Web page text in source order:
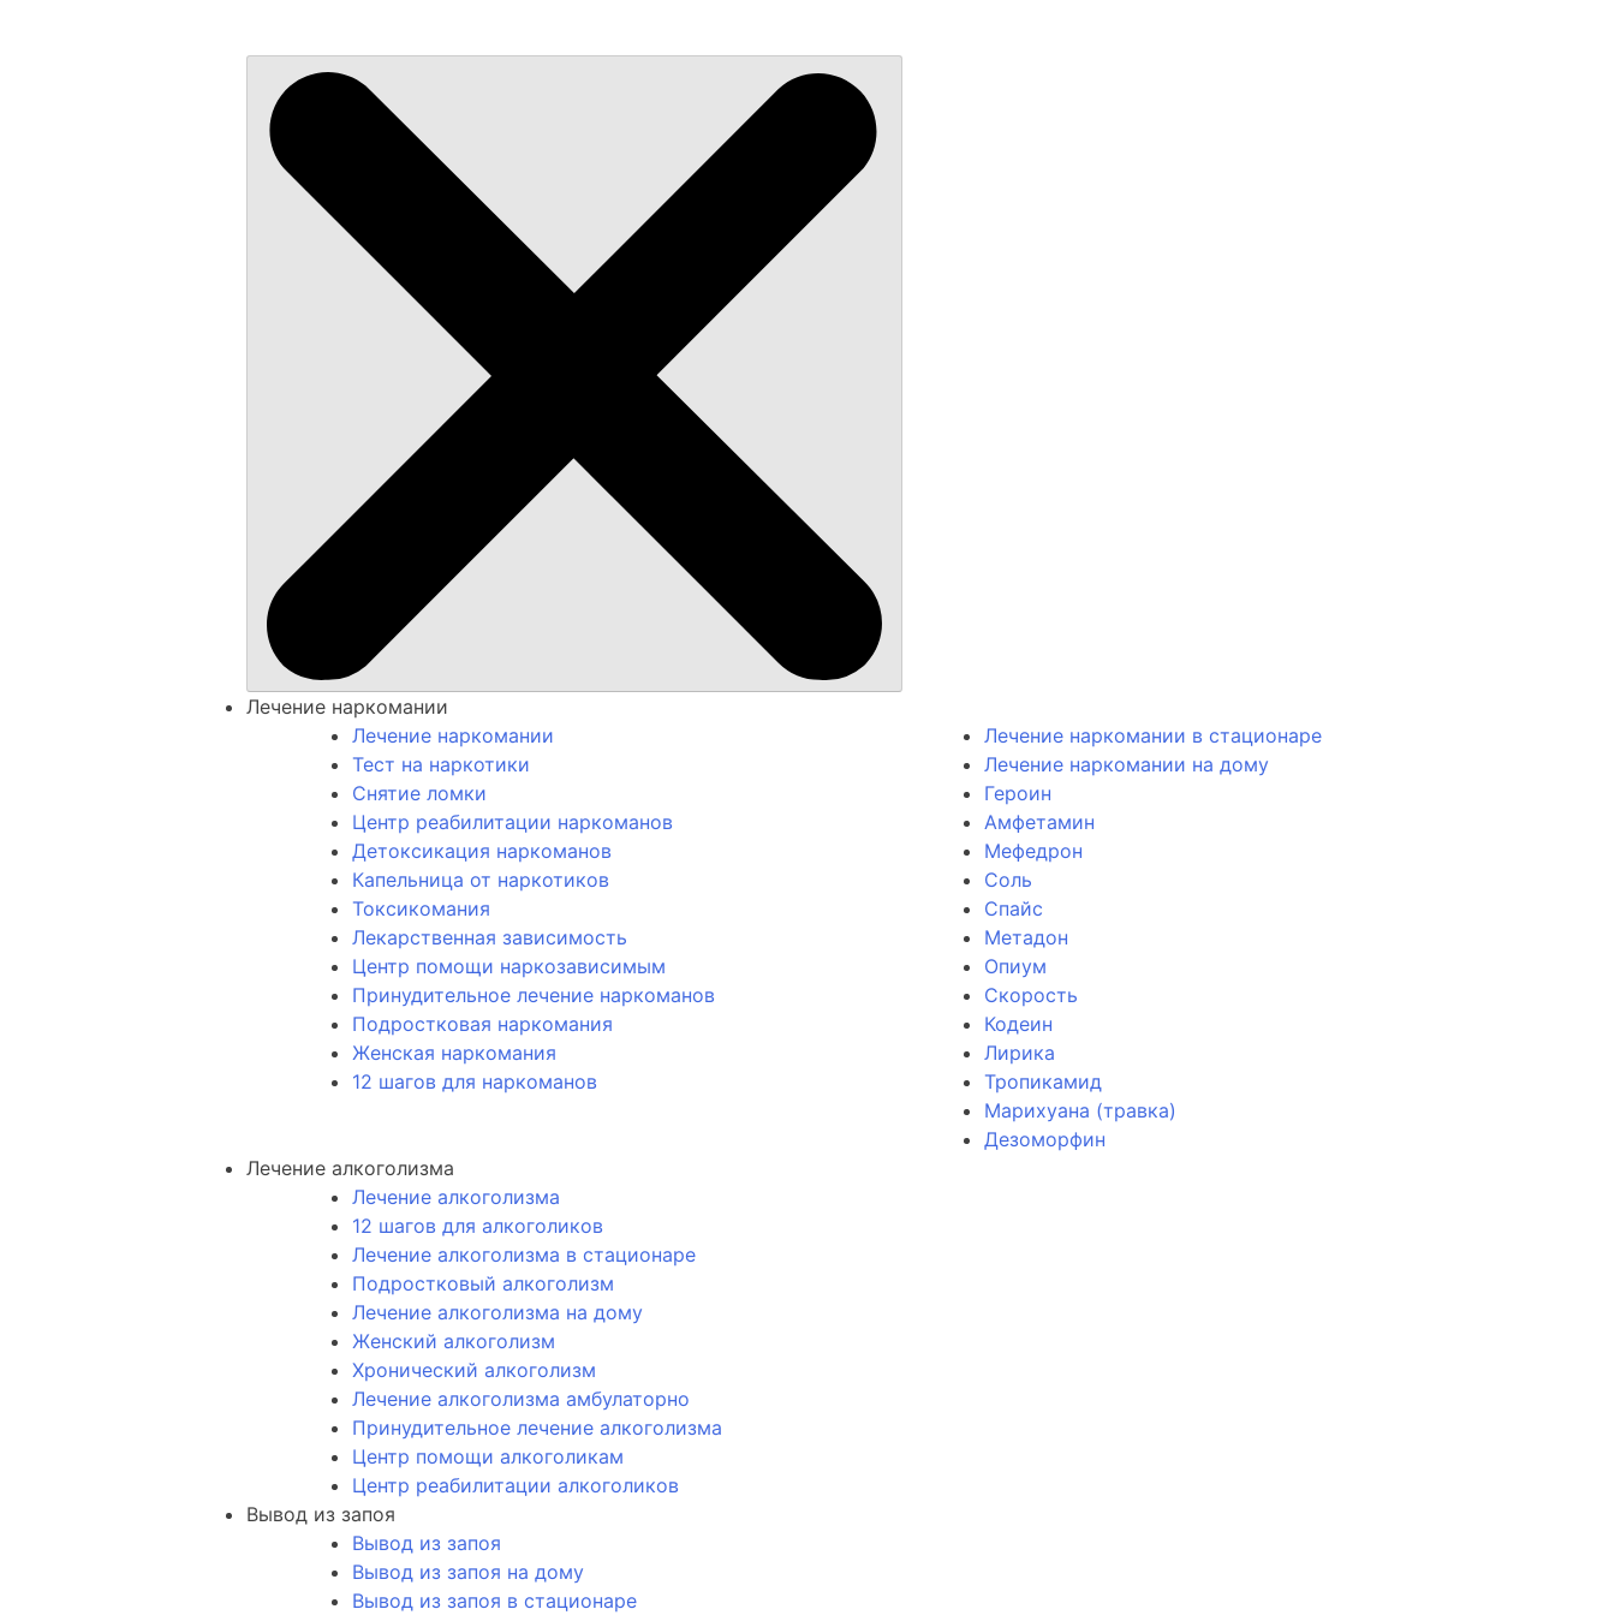
Лечение наркомании
Лечение наркомании
Тест на наркотики
Снятие ломки
Центр реабилитации наркоманов
Детоксикация наркоманов
Капельница от наркотиков
Токсикомания
Лекарственная зависимость
Центр помощи наркозависимым
Принудительное лечение наркоманов
Подростковая наркомания
Женская наркомания
12 шагов для наркоманов
Лечение наркомании в стационаре
Лечение наркомании на дому
Героин
Амфетамин
Мефедрон
Соль
Спайс
Метадон
Опиум
Скорость
Кодеин
Лирика
Тропикамид
Марихуана (травка)
Дезоморфин
Лечение алкоголизма
Лечение алкоголизма
12 шагов для алкоголиков
Лечение алкоголизма в стационаре
Подростковый алкоголизм
Лечение алкоголизма на дому
Женский алкоголизм
Хронический алкоголизм
Лечение алкоголизма амбулаторно
Принудительное лечение алкоголизма
Центр помощи алкоголикам
Центр реабилитации алкоголиков
Вывод из запоя
Вывод из запоя
Вывод из запоя на дому
Вывод из запоя в стационаре